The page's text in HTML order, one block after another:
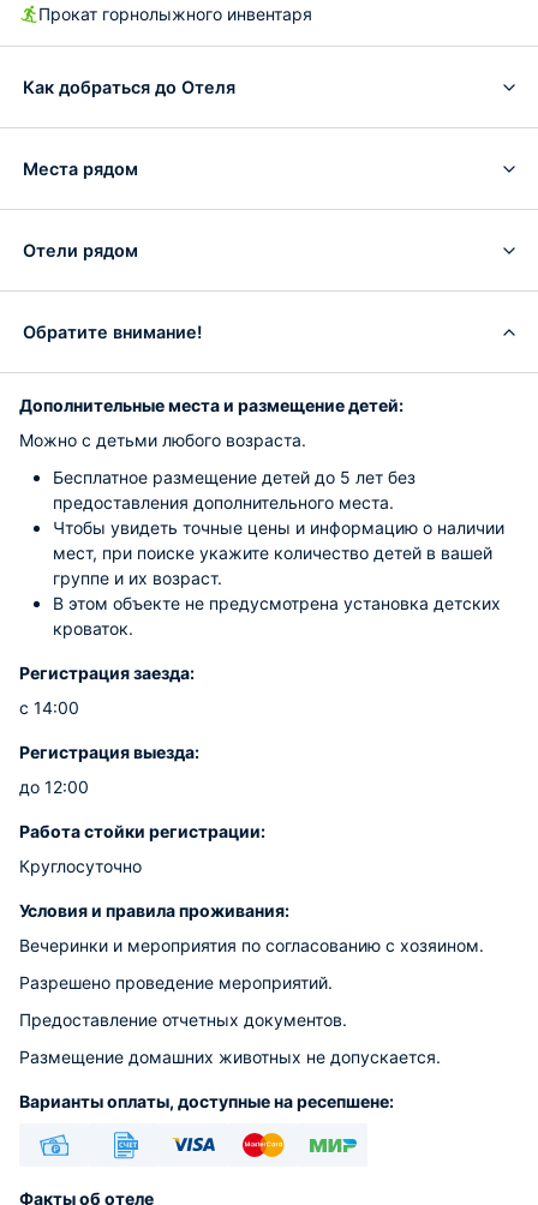
Прокат горнолыжного инвентаря
Как добраться до Отеля
Места рядом
Отели рядом
Обратите внимание!
Дополнительные места и размещение детей:
Можно с детьми любого возраста.
Бесплатное размещение детей до 5 лет без
предоставления дополнительного места.
Чтобы увидеть точные цены и информацию о наличии
мест, при поиске укажите количество детей в вашей
группе и их возраст.
В этом объекте не предусмотрена установка детских
кроваток.
Регистрация заезда:
с 14:00
Регистрация выезда:
до 12:00
Работа стойки регистрации:
Круглосуточно
Условия и правила проживания:
Вечеринки и мероприятия по согласованию с хозяином.
Разрешено проведение мероприятий.
Предоставление отчетных документов.
Размещение домашних животных не допускается.
Варианты оплаты, доступные на ресепшене:
Факты об отеле